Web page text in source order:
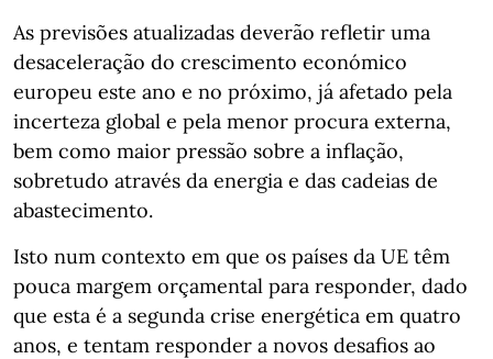
As previsões atualizadas deverão refletir uma
desaceleração do crescimento económico
europeu este ano e no próximo, já afetado pela
incerteza global e pela menor procura externa,
bem como maior pressão sobre a inflação,
sobretudo através da energia e das cadeias de
abastecimento.
Isto num contexto em que os países da UE têm
pouca margem orçamental para responder, dado
que esta é a segunda crise energética em quatro
anos, e tentam responder a novos desafios ao